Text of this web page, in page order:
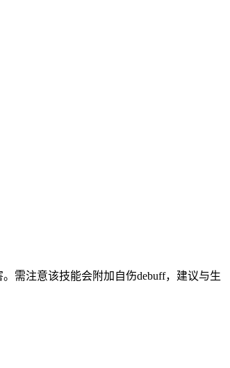
需注意该技能会附加自伤debuff，建议与生